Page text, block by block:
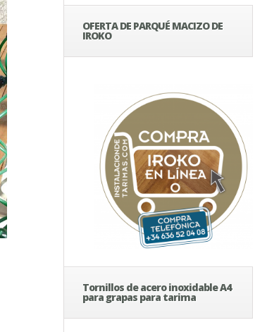
OFERTA DE PARQUÉ MACIZO DE
IROKO
Tornillos de acero inoxidable A4
para grapas para tarima